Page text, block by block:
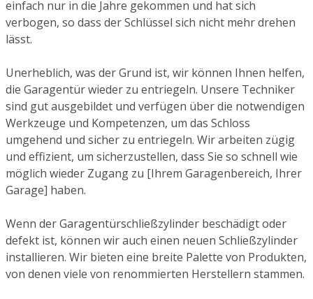
einfach nur in die Jahre gekommen und hat sich
verbogen, so dass der Schlüssel sich nicht mehr drehen
lässt.
Unerheblich, was der Grund ist, wir können Ihnen helfen,
die Garagentür wieder zu entriegeln. Unsere Techniker
sind gut ausgebildet und verfügen über die notwendigen
Werkzeuge und Kompetenzen, um das Schloss
umgehend und sicher zu entriegeln. Wir arbeiten zügig
und effizient, um sicherzustellen, dass Sie so schnell wie
möglich wieder Zugang zu [Ihrem Garagenbereich, Ihrer
Garage] haben.
Wenn der Garagentürschließzylinder beschädigt oder
defekt ist, können wir auch einen neuen Schließzylinder
installieren. Wir bieten eine breite Palette von Produkten,
von denen viele von renommierten Herstellern stammen.